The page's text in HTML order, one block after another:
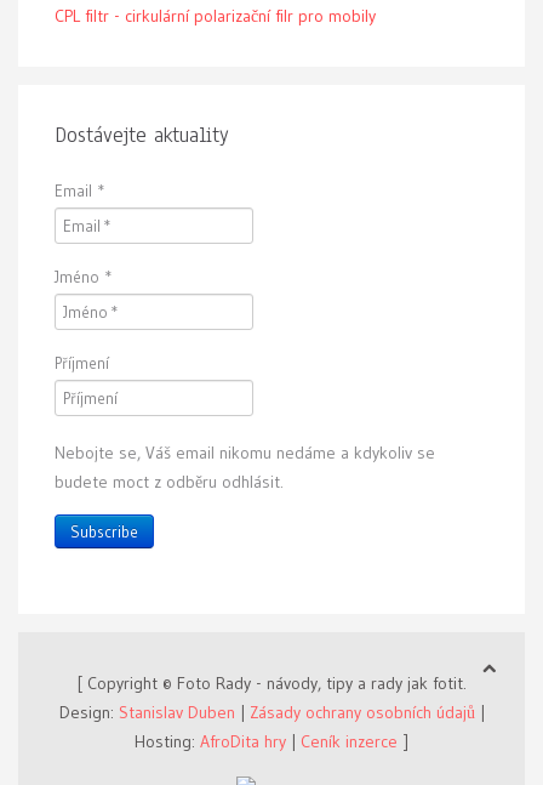
CPL filtr - cirkulární polarizační filr pro mobily
Dostávejte aktuality
Email *
Jméno *
Příjmení
Nebojte se, Váš email nikomu nedáme a kdykoliv se
budete moct z odběru odhlásit.
Subscribe
[ Copyright © Foto Rady - návody, tipy a rady jak fotit.
Design: Stanislav Duben Zásady ochrany osobních údajů|
Hosting: AfroDita hry Ceník inzerce ]